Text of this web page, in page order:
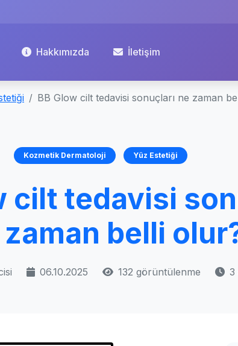
Hakkımızda İletişim
BB Glow cilt tedavisi sonuçları ne zaman
Kozmetik Dermatoloji Yüz Estetiği
cilt tedavisi
zaman belli
06.10.2025 132 görüntülenme 3